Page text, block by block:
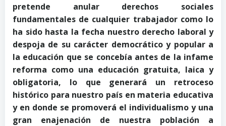
pretende anular derechos sociales
fundamentales de cualquier trabajador como lo
ha sido hasta la fecha nuestro derecho laboral y
despoja de su carácter democrático y popular a
la educación que se concebía antes de la infame
reforma como una educación gratuita, laica y
obligatoria, lo que generará un retroceso
histórico para nuestro país en materia educativa
y en donde se promoverá el individualismo y una
gran enajenación de nuestra población a